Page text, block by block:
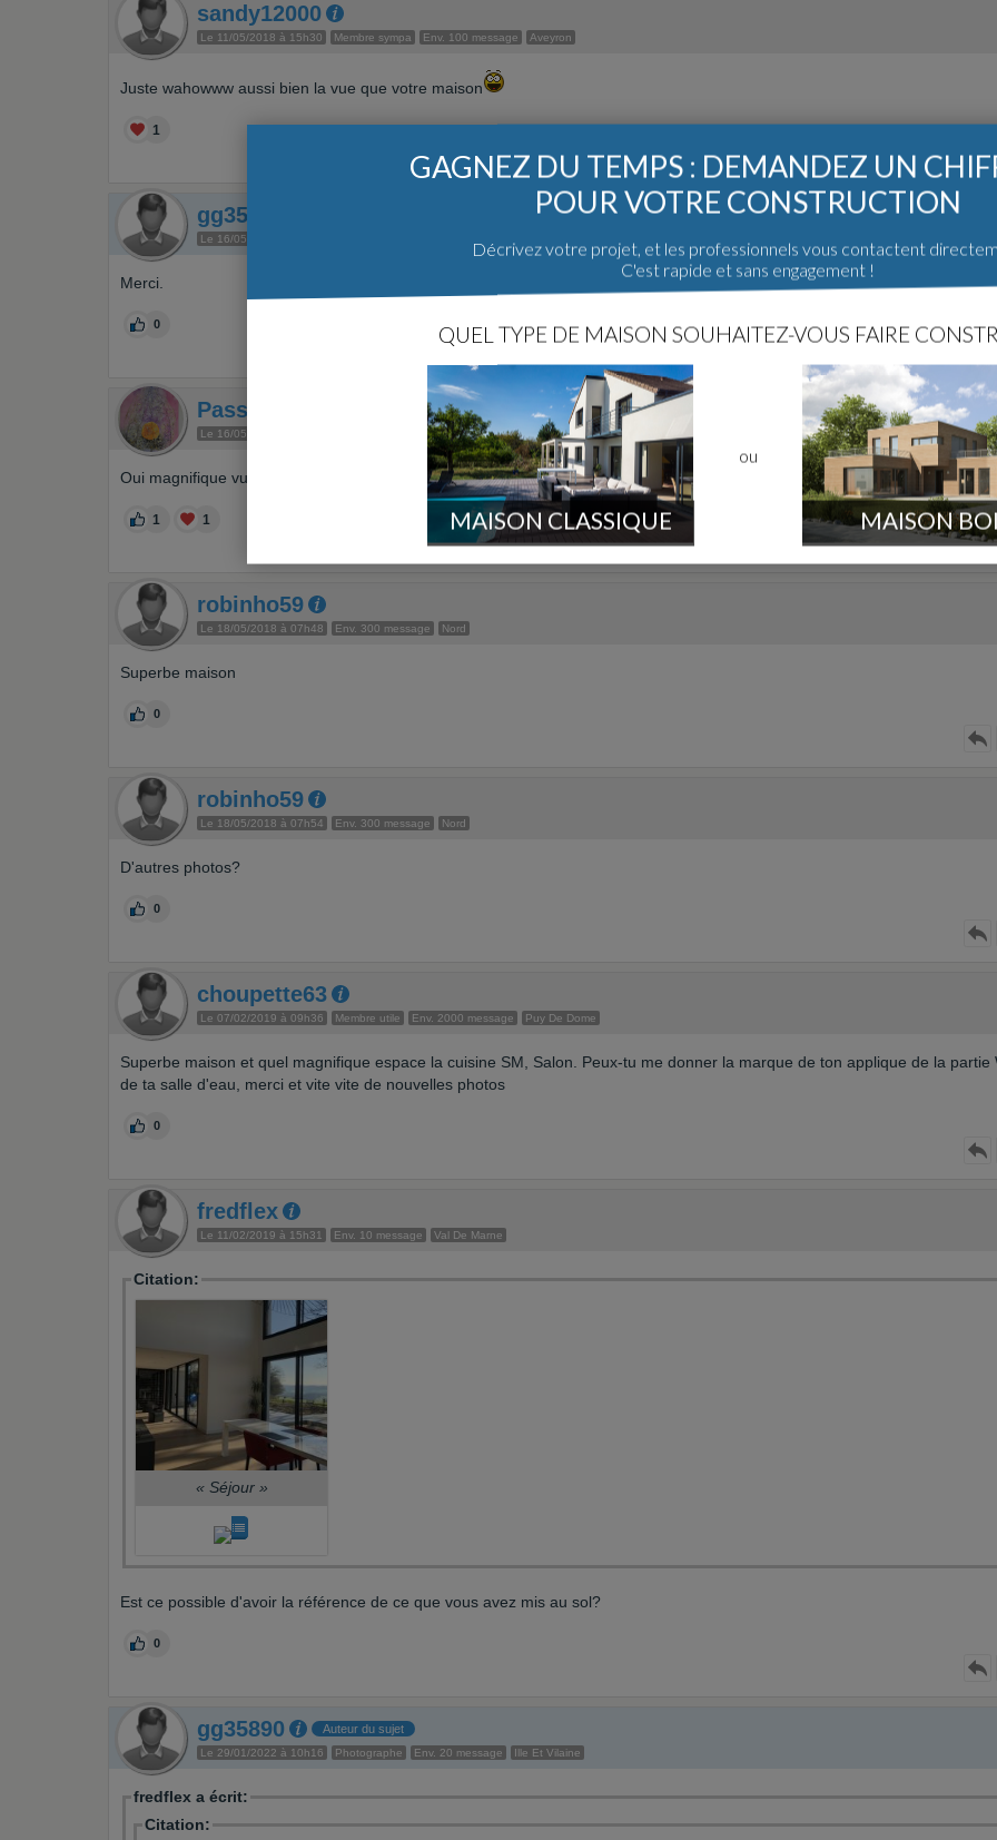
sandy12000
Le 11/05/2018 à 15h30 Membre sympa Env. 100 message Aveyron
Juste wahowww aussi bien la vue que votre maison
1
gg35890
Le 16/05/2018 à 20h23
Merci.
0
Passi
Le 16/05/2018 à 21h15 Env. 7000 message Bas Rhin
Oui magnifique vue, on aimerait en savoir et en voir plus sur la construction...ça donne envie une belle vue comme ça.
1 1
robinho59
Le 18/05/2018 à 07h48 Env. 300 message Nord
Superbe maison
0
robinho59
Le 18/05/2018 à 07h54 Env. 300 message Nord
D'autres photos?
0
choupette63
Le 07/02/2019 à 09h36 Membre utile Env. 2000 message Puy De Dome
Superbe maison et quel magnifique espace la cuisine SM, Salon. Peux-tu me donner la marque de ton applique de la partie
de ta salle d'eau, merci et vite vite de nouvelles photos
0
fredflex
Le 11/02/2019 à 15h31 Env. 10 message Val De Marne
Citation:
« Séjour»
Est ce possible d'avoir la référence de ce que vous avez mis au sol?
0
gg35890 Auteur du sujet
Le 29/01/2022 à 10h16 Photographe Env. 20 message Ille Et Vilaine
fredflex a écrit:
Citation:
GAGNEZ DU TEMPS : DEMANDEZ UN
POUR VOTRE CONSTRUCTION
Décrivez votre projet, et les professionnels vous contactent
C'est rapide et sans engagement !
QUEL TYPE DE MAISON SOUHAITEZ-VOUS FAIRE
MAISON CLASSIQUE
ou
MAISON